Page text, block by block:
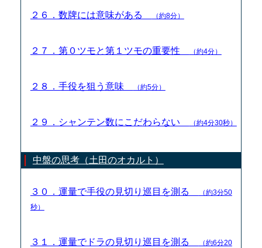
２６．数牌には意味がある （約8分）
２７．第０ツモと第１ツモの重要性 （約4分）
２８．手役を狙う意味 （約5分）
２９．シャンテン数にこだわらない （約4分30秒）
中盤の思考（土田のオカルト）
３０．運量で手役の見切り巡目を測る
（約3分50
秒）
３１．運量でドラの見切り巡目を測る
（約6分20